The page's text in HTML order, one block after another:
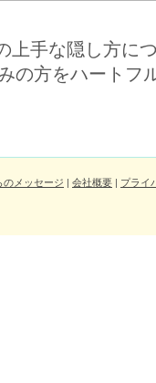
上手な隠し方に
の方をハートフ
のメッセージ | 会社概要 | プライ